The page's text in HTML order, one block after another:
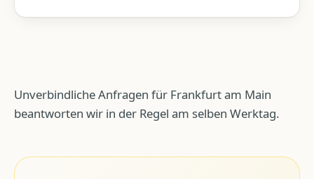
Unverbindliche Anfragen für Frankfurt am Main
beantworten wir in der Regel am selben Werktag.